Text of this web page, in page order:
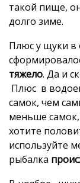
такой пище,
долго зиме.
Плюс у щуки в
тяжело. Да и
Плюс в
самок, чем
меньше
хотите
используйте
рыбалка